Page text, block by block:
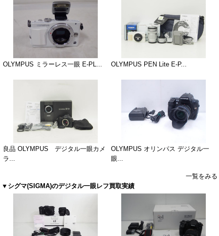
OLYMPUS ミラーレス一眼 E-PL... OLYMPUS PEN Lite E-P...
良品 OLYMPUS デジタル一眼カメ
ラ...
OLYMPUS オリンパス デジタル一
眼...
一覧をみる
▼シグマ(SIGMA)のデジタル一眼レフ買取実績